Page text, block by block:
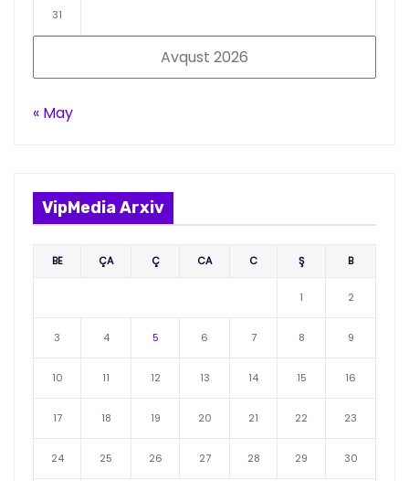
Avqust 2026
31
« May
VipMedia Arxiv
BE ÇA Ç CA C Ş B
1 2
3 4 5 6 7 8 9
10 11 12 13 14 15 16
17 18 19 20 21 22 23
24 25 26 27 28 29 30